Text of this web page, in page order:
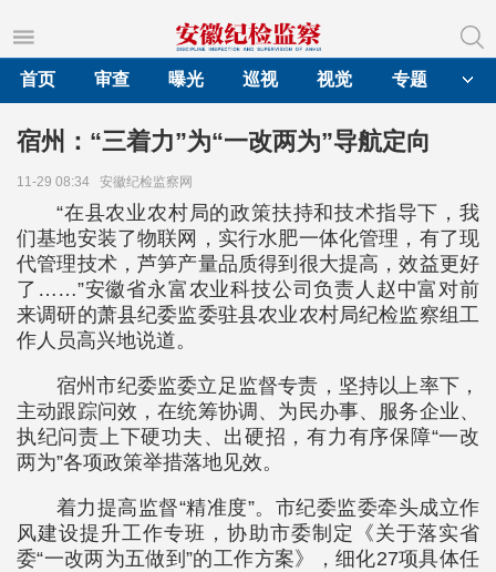
首页
审查 曝光 巡视 视觉 专题
宿州：“三着力”为“一改两为”导航定向
11-29 08:34 安徽纪检监察网
“在县农业农村局的政策扶持和技术指导下，我
们基地安装了物联网，实行水肥一体化管理，有了现
代管理技术，芦笋产量品质得到很大提高，效益更好
了……”安徽省永富农业科技公司负责人赵中富对前
来调研的萧县纪委监委驻县农业农村局纪检监察组工
作人员高兴地说道。
宿州市纪委监委立足监督专责，坚持以上率下，
主动跟踪问效，在统筹协调、为民办事、服务企业、
执纪问责上下硬功夫、出硬招，有力有序保障“一改
两为”各项政策举措落地见效。
着力提高监督“精准度”。市纪委监委牵头成立作
风建设提升工作专班，协助市委制定《关于落实省
委“一改两为五做到”的工作方案》，细化27项具体任